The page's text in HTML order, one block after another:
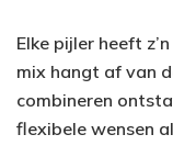
Elke pijler heeft
mix hangt af van
combineren
flexibele wensen